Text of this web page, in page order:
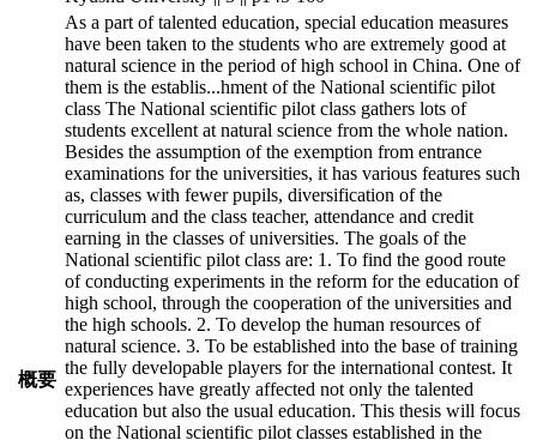
概要
As a part of talented education, special education measures
have been taken to the students who are extremely good at
natural science in the period of high school in China. One of
them is the establis...hment of the National scientific pilot
class The National scientific pilot class gathers lots of
students excellent at natural science from the whole nation.
Besides the assumption of the exemption from entrance
examinations for the universities, it has various features such
as, classes with fewer pupils, diversification of the
curriculum and the class teacher, attendance and credit
earning in the classes of universities. The goals of the
National scientific pilot class are: 1. To find the good route
of conducting experiments in the reform for the education of
high school, through the cooperation of the universities and
the high schools. 2. To develop the human resources of
natural science. 3. To be established into the base of training
the fully developable players for the international contest. It
experiences have greatly affected not only the talented
education but also the usual education. This thesis will focus
on the National scientific pilot classes established in the